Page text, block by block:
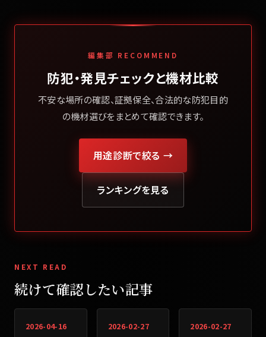
編集部 RECOMMEND
防犯・発見チェックと機材比較
不安な場所の確認、証拠保全、合法的な防犯目的
の機材選びをまとめて確認できます。
用途診断で絞る →
ランキングを見る
NEXT READ
続けて確認したい記事
2026-04-16 2026-02-27 2026-02-27